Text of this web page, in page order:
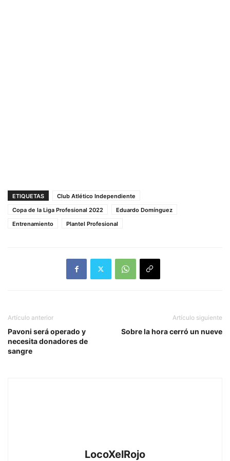
ETIQUETAS
Club Atlético Independiente
Copa de la Liga Profesional 2022
Eduardo Domínguez
Entrenamiento
Plantel Profesional
Artículo anterior
Pavoni será operado y
necesita donadores de
sangre
Artículo siguiente
Sobre la hora cerró un nueve
LocoXelRojo